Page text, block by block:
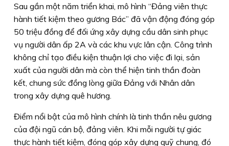
Sau gần một năm triển khai, mô hình “Đảng viên thực
hành tiết kiệm theo gương Bác” đã vận động đóng góp
50 triệu đồng để đối ứng xây dựng cầu dân sinh phục
vụ người dân ấp 2A và các khu vực lân cận. Công trình
không chỉ tạo điều kiện thuận lợi cho việc đi lại, sản
xuất của người dân mà còn thể hiện tinh thần đoàn
kết, chung sức đồng lòng giữa Đảng với Nhân dân
trong xây dựng quê hương.
Điểm nổi bật của mô hình chính là tinh thần nêu gương
của đội ngũ cán bộ, đảng viên. Khi mỗi người tự giác
thực hành tiết kiệm, đóng góp xây dựng quỹ chung, đó